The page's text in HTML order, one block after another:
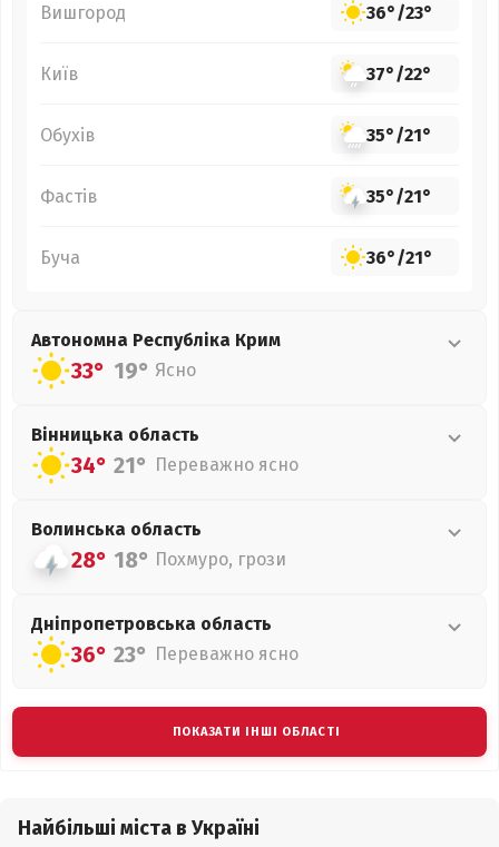
Вишгород 36°/23°
Київ 37°/22°
Обухів 35°/21°
Фастів 35°/21°
Буча 36°/21°
Автономна Республіка Крим
33° 19° Ясно
Вінницька область
34° 21° Переважно ясно
Волинська область
28° 18° Похмуро, грози
Дніпропетровська область
36° 23° Переважно ясно
ПОКАЗАТИ ІНШІ ОБЛАСТІ
Найбільші міста в Україні